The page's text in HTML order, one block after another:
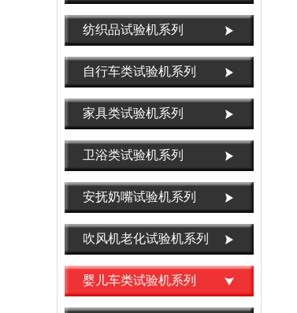
纺织品试验机系列
自行车类试验机系列
家具类试验机系列
卫浴类试验机系列
安抚奶嘴试验机系列
吹风机老化试验机系列
婴儿车类试验机系列
OX-3811锁芯锁体寿命试验机，锁芯扭转寿
命试验机